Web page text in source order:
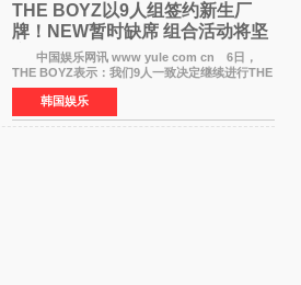
THE BOYZ以9人组签约新生厂
牌！NEW暂时缺席 组合活动将坚
定不移继续
中国娱乐网讯 www yule com cn 6日，
THE BOYZ表示：我们9人一致决定继续进行THE
BOYZ组合活动，并且已经完成了组合团体活动
签约。目前正在新生厂牌下进行活动准备。尚未
离开THE BOYZ原所
韩国娱乐